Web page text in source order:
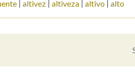
AXUDA NA BUSCA
altivez altiveza altivo alto